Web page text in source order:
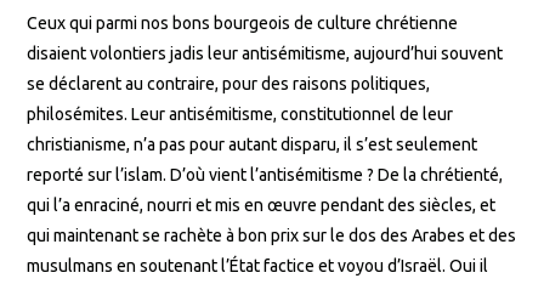
Ceux qui parmi nos bons bourgeois de culture chrétienne
disaient volontiers jadis leur antisémitisme, aujourd’hui souvent
se déclarent au contraire, pour des raisons politiques,
philosémites. Leur antisémitisme, constitutionnel de leur
christianisme, n’a pas pour autant disparu, il s’est seulement
reporté sur l’islam. D’où vient l’antisémitisme ? De la chrétienté,
qui l’a enraciné, nourri et mis en œuvre pendant des siècles, et
qui maintenant se rachète à bon prix sur le dos des Arabes et des
musulmans en soutenant l’État factice et voyou d’Israël. Oui il